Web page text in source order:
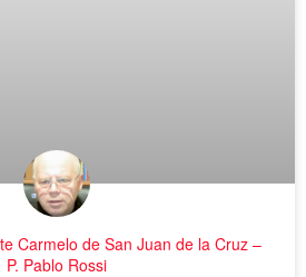
Carmelo de San Juan de la Cruz –
P. Pablo Rossi